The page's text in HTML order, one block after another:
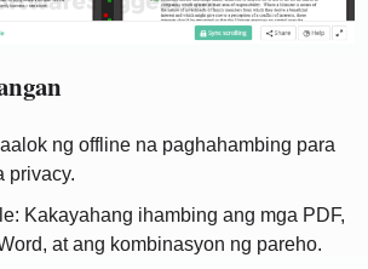
ng offline na paghahambing para
privacy.
Kakayahang ihambing ang mga PDF,
at ang kombinasyon ng pareho.